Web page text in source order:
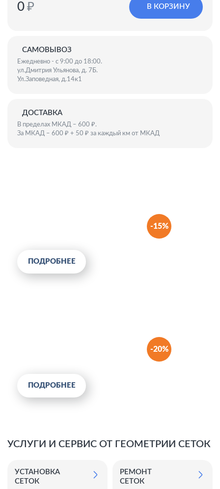
0₽ В КОРЗИНУ
САМОВЫВОЗ
Ежедневно - с 9:00 до 18:00.
ул.Дмитрия Ульянова, д. 7Б.
Ул.Заповедная, д.14к1
ДОСТАВКА
В пределах МКАД – 600 ₽.
За МКАД – 600 ₽ + 50 ₽ за каждый км от МКАД
-15%
ПОДРОБНЕЕ
-20%
ПОДРОБНЕЕ
УСЛУГИ И СЕРВИС ОТ ГЕОМЕТРИИ СЕТОК
УСТАНОВКА
СЕТОК
РЕМОНТ
СЕТОК